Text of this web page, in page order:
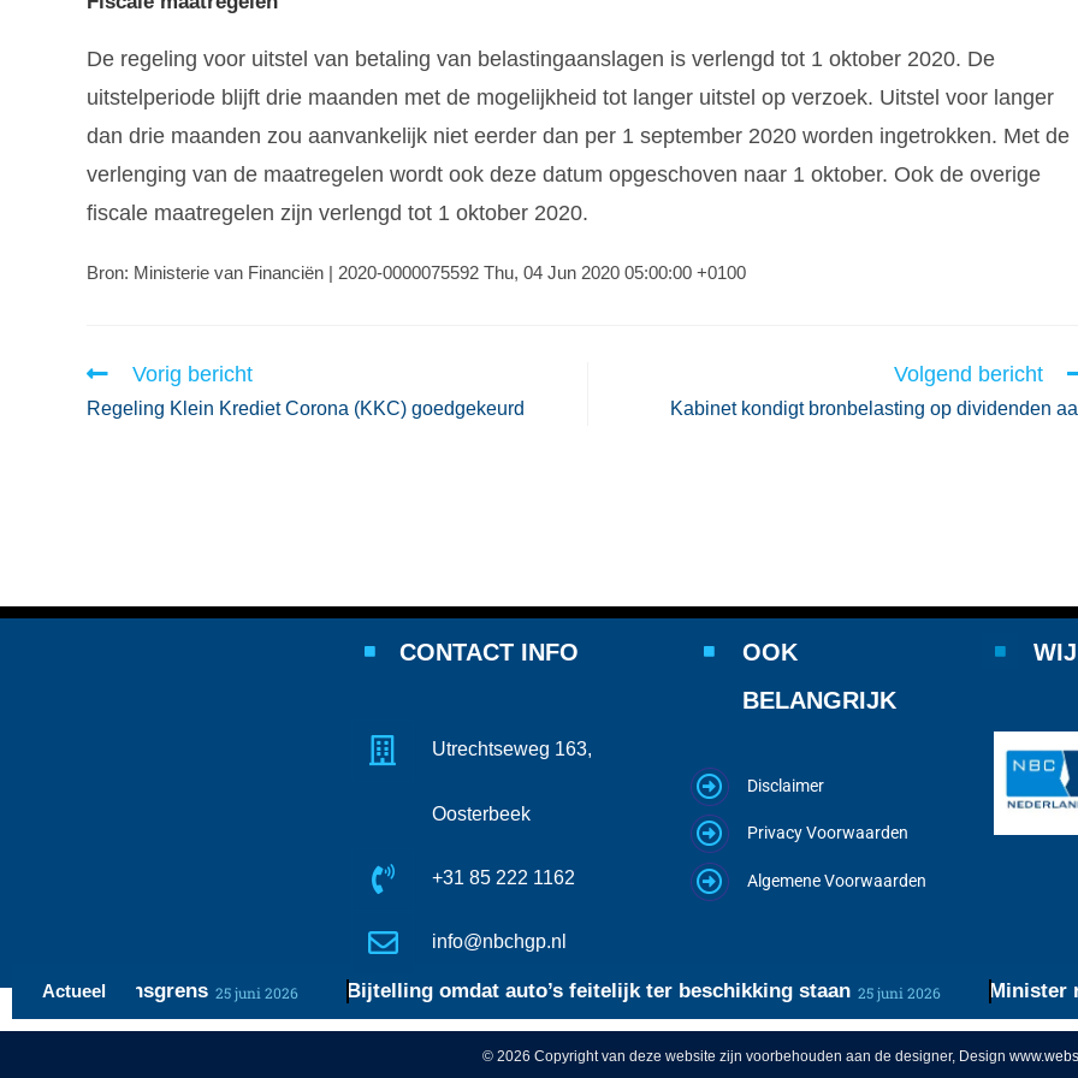
De regeling voor uitstel van betaling van belastingaanslagen is verlengd tot 1 oktober 2020. De
uitstelperiode blijft drie maanden met de mogelijkheid tot langer uitstel op verzoek. Uitstel voor langer
dan drie maanden zou aanvankelijk niet eerder dan per 1 september 2020 worden ingetrokken. Met de
verlenging van de maatregelen wordt ook deze datum opgeschoven naar 1 oktober. Ook de overige
fiscale maatregelen zijn verlengd tot 1 oktober 2020.
Bron: Ministerie van Financiën | 2020-0000075592 Thu, 04 Jun 2020 05:00:00 +0100
Vorig bericht
Regeling Klein Krediet Corona (KKC) goedgekeurd
Volgend bericht
Kabinet kondigt bronbelasting op dividenden
CONTACT INFO
Utrechtseweg 163,
Oosterbeek
+31 85 222 1162
info@nbchgp.nl
OOK
BELANGRIJK
Disclaimer
Privacy Voorwaarden
Algemene Voorwaarden
Actueel 25 juni 2026 Bijtelling omdat auto’s feitelijk ter beschikking staan 25 juni 2026 Minister
© 2026 Copyright van deze website zijn voorbehouden aan de designer, Design